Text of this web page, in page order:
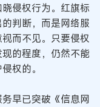
侵权行为。红旗标
判断，而是网络服
而不见。只要侵权
的程度，仍然不能
权的。
早已突破《信息网